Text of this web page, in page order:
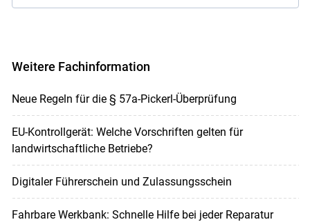
Weitere Fachinformation
Neue Regeln für die § 57a-Pickerl-Überprüfung
EU-Kontrollgerät: Welche Vorschriften gelten für
landwirtschaftliche Betriebe?
Digitaler Führerschein und Zulassungsschein
Fahrbare Werkbank: Schnelle Hilfe bei jeder Reparatur